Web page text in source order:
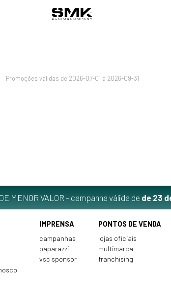
Promoções válidas de 2026-07-01 a 2026-09-31
MENOR VALOR - campanha válida de de 23
IMPRENSA
campanhas
paparazzi
vsc sponsor
PONTOS DE VENDA
lojas oficiais
multimarca
franchising